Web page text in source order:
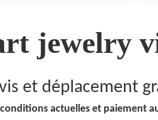
jewelry
et déplacement
actuelles et paiement